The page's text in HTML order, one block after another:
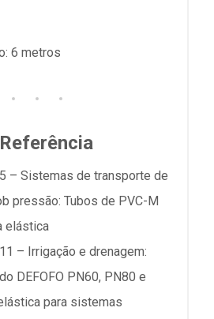
6 metros
– Sistemas de transporte de
pressão: Tubos de PVC-M
elástica
– Irrigação e drenagem:
DEFOFO PN60, PN80 e
para sistemas